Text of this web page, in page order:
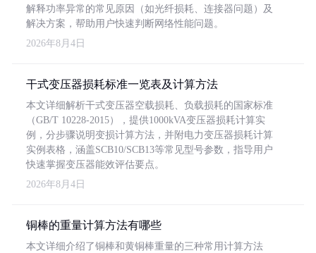
解释功率异常的常见原因（如光纤损耗、连接器问题）及
解决方案，帮助用户快速判断网络性能问题。
2026年8月4日
干式变压器损耗标准一览表及计算方法
本文详细解析干式变压器空载损耗、负载损耗的国家标准
（GB/T 10228-2015），提供1000kVA变压器损耗计算实
例，分步骤说明变损计算方法，并附电力变压器损耗计算
实例表格，涵盖SCB10/SCB13等常见型号参数，指导用户
快速掌握变压器能效评估要点。
2026年8月4日
铜棒的重量计算方法有哪些
本文详细介绍了铜棒和黄铜棒重量的三种常用计算方法